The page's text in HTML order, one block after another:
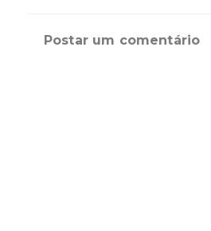
Postar um comentário